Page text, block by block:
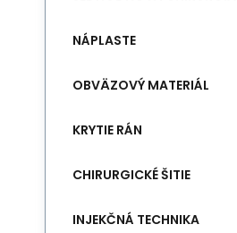
NÁPLASTE
OBVÄZOVÝ MATERIÁL
KRYTIE RÁN
CHIRURGICKÉ ŠITIE
INJEKČNÁ TECHNIKA